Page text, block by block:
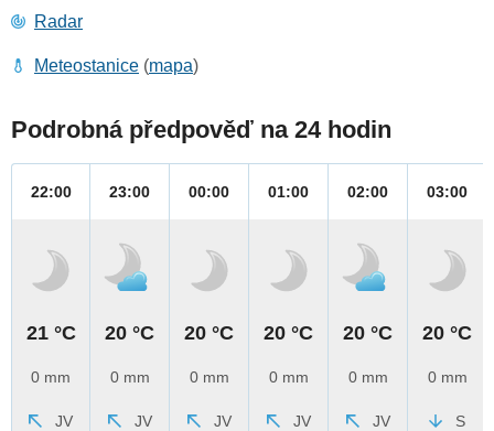
Radar
Meteostanice (mapa)
Podrobná předpověď na 24 hodin
22:00
21 °C
0 mm
JV
23:00
20 °C
0 mm
JV
00:00
20 °C
0 mm
JV
01:00
20 °C
0 mm
JV
02:00
20 °C
0 mm
JV
03:00
20 °C
0 mm
S